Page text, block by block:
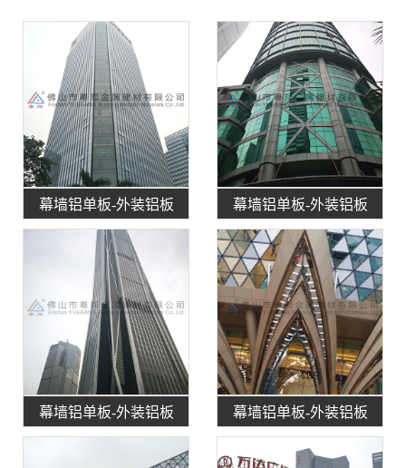
幕墙铝单板-外装铝板 幕墙铝单板-外装铝板
幕墙铝单板-外装铝板 幕墙铝单板-外装铝板